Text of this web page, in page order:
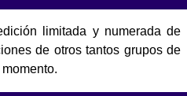
limitada y numerada de
de otros tantos grupos de